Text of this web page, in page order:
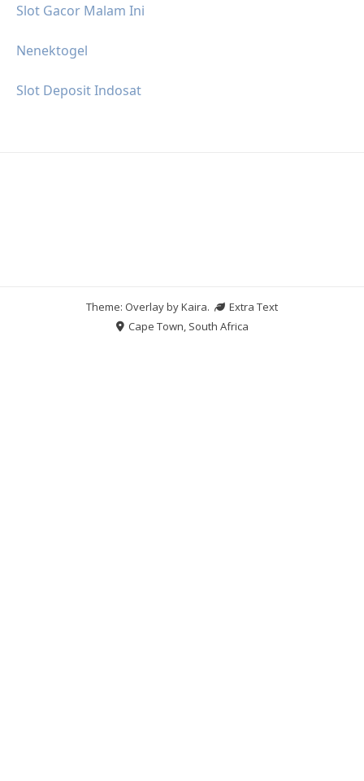
Slot Gacor Malam Ini
Nenektogel
Slot Deposit Indosat
Theme: Overlay byKaira.
Extra Text
Cape Town, South Africa